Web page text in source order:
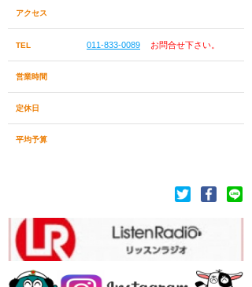
アクセス
TEL 011-833-0089 お問合せ下さい。
営業時間
定休日
平均予算